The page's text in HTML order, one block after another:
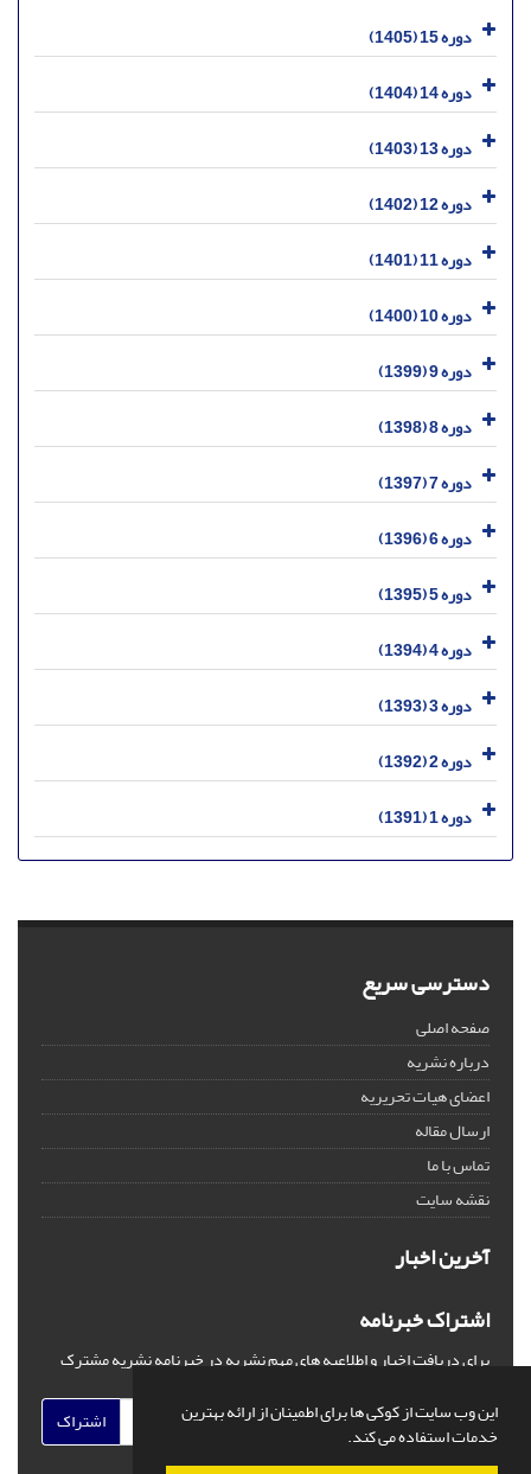
این وب سایت از کوکی ها برای اطمینان از ارائه بهترین
خدمات استفاده می کند.
دوره 15 (1405)
دوره 14 (1404)
دوره 13 (1403)
دوره 12 (1402)
دوره 11 (1401)
دوره 10 (1400)
دوره 9 (1399)
دوره 8 (1398)
دوره 7 (1397)
دوره 6 (1396)
دوره 5 (1395)
دوره 4 (1394)
دوره 3 (1393)
دوره 2 (1392)
دوره 1 (1391)
دسترسی سریع
صفحه اصلی
درباره نشریه
اعضای هیات تحریریه
ارسال مقاله
تماس با ما
نقشه سایت
آخرین اخبار
اشتراک خبرنامه
برای دریافت اخبار و اطلاعیه های مهم نشریه در خبرنامه نشریه مشترک
اشتراک